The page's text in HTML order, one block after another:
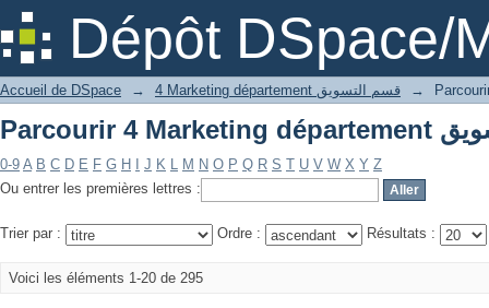
Dépôt DSpace/
Accueil de DSpace → 4 Marketing département قسم التسويق →
0-9 A B C D E F G H J K L M N O P Q R S T U V W X Y Z
Ou entrer les premières lettres :
Trier par : Ordre : Résultats :
Voici les éléments 1-20 de 295